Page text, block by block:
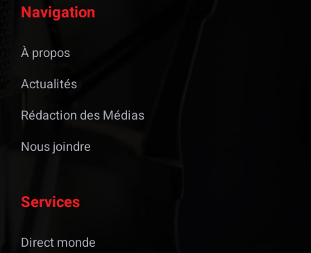
Navigation
À propos
Actualités
Rédaction des Médias
Nous joindre
Services
Direct monde